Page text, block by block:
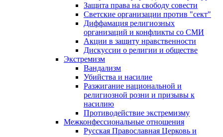
Защита права на свободу совести
Светские организации против "сект"
Диффамация религиозных
организаций и конфликты со СМИ
Акции в защиту нравственности
Дискуссии о религии и обществе
Экстремизм
Вандализм
Убийства и насилие
Разжигание национальной и
религиозной розни и призывы к
насилию
Противодействие экстремизму
Межконфессиональные отношения
Русская Православная Церковь и